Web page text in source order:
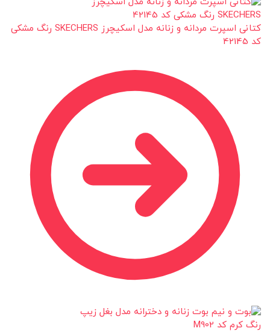
کتانی اسپرت مردانه و زنانه مدل اسکیچرز SKECHERS رنگ مشکی
کد 42145